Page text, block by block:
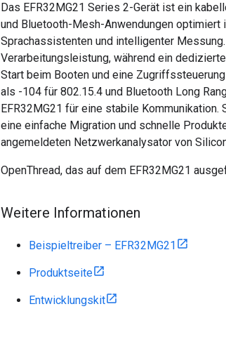
Das EFR32MG21 Series 2-Gerät ist ein
und Bluetooth-Mesh-Anwendungen
Sprachassistenten und intelligenter
Verarbeitungsleistung, während ein
Start beim Booten und eine
als -104 für 802.15.4 und Bluetooth Long
EFR32MG21 für eine stabile
eine einfache Migration und schnelle
angemeldeten Netzwerkanalysator von
OpenThread, das auf dem EFR32MG21
Weitere Informationen
Beispieltreiber – EFR32MG21
Produktseite
Entwicklungskit